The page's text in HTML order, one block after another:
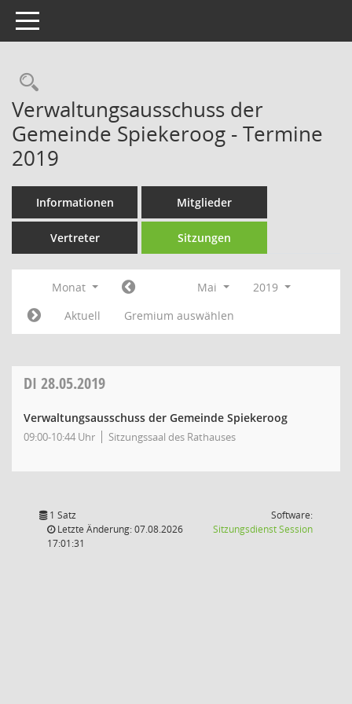
Toggle navigation
Rechercheauswahl
Verwaltungsausschuss der
Gemeinde Spiekeroog - Termine
2019
Informationen Mitglieder
Vertreter Sitzungen
Monat Mai
2019
Aktuell
Gremium auswählen
DI 28.05.2019
Verwaltungsausschuss der Gemeinde Spiekeroog
09:00-10:44 Uhr Sitzungssaal des Rathauses
1 Satz
Letzte Änderung: 07.08.2026
17:01:31
Software:
SitzungsdienstSession(Wird in